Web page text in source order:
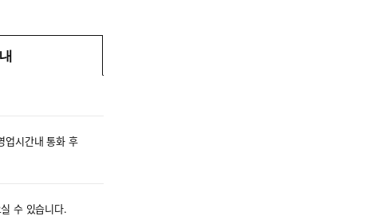
업시간내 통화 후
수 있습니다.